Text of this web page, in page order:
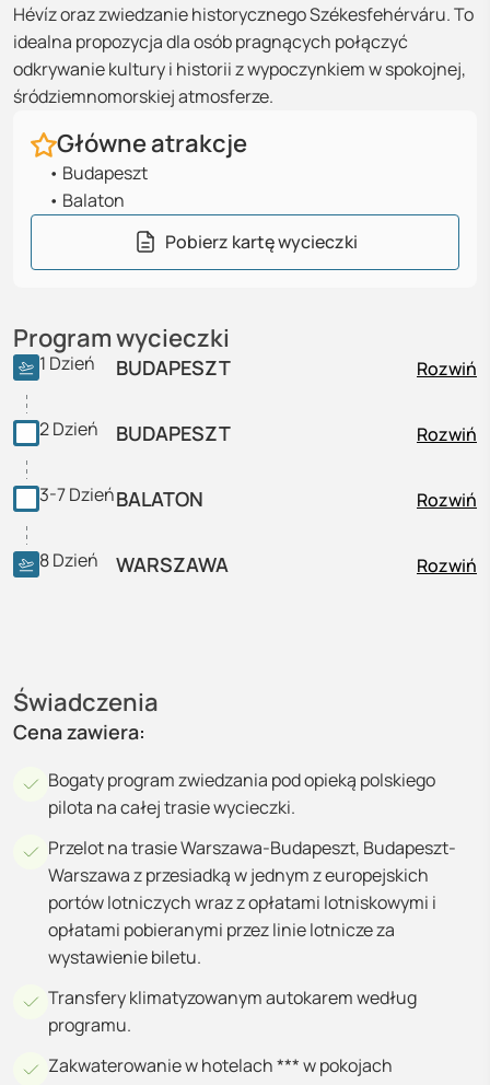
Hévíz oraz zwiedzanie historycznego Székesfehérváru. To
idealna propozycja dla osób pragnących połączyć
odkrywanie kultury i historii z wypoczynkiem w spokojnej,
śródziemnomorskiej atmosferze.
Główne atrakcje
• Budapeszt
• Balaton
Pobierz kartę wycieczki
Program wycieczki
1 Dzień BUDAPESZT Rozwiń
2Dzień BUDAPESZT Rozwiń
3-7DzieńBALATON Rozwiń
8Dzień WARSZAWA Rozwiń
Świadczenia
Cena zawiera:
Bogaty program zwiedzania pod opieką polskiego
pilota na całej trasie wycieczki.
Przelot na trasie Warszawa-Budapeszt, Budapeszt-
Warszawa z przesiadką w jednym z europejskich
portów lotniczych wraz z opłatami lotniskowymi i
opłatami pobieranymi przez linie lotnicze za
wystawienie biletu.
Transfery klimatyzowanym autokarem według
programu.
Zakwaterowanie w hotelach *** w pokojach